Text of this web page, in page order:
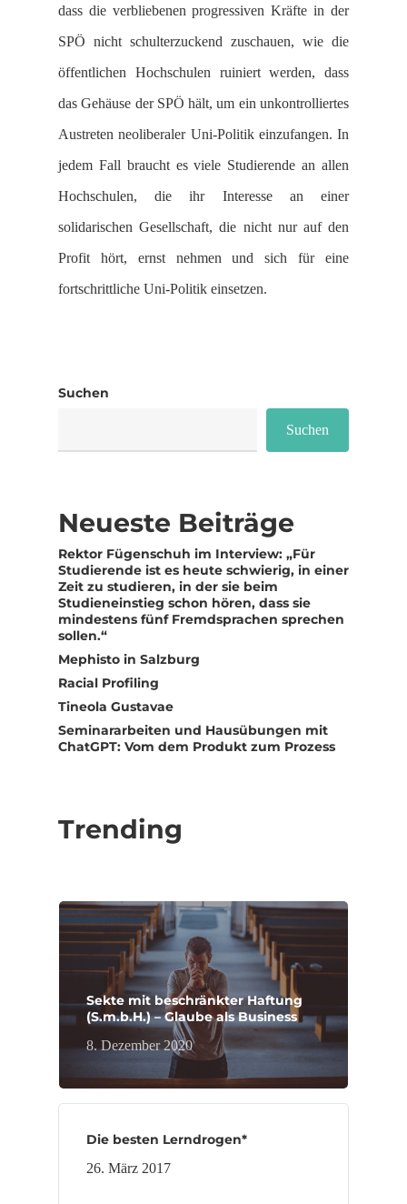
dass die verbliebenen progressiven Kräfte in der
SPÖ nicht schulterzuckend zuschauen, wie die
öffentlichen Hochschulen ruiniert werden, dass
das Gehäuse der SPÖ hält, um ein unkontrolliertes
Austreten neoliberaler Uni-Politik einzufangen. In
jedem Fall braucht es viele Studierende an allen
Hochschulen, die ihr Interesse an einer
solidarischen Gesellschaft, die nicht nur auf den
Profit hört, ernst nehmen und sich für eine
fortschrittliche Uni-Politik einsetzen.
Suchen
Suchen
Neueste Beiträge
Rektor Fügenschuh im Interview: „Für
Studierende ist es heute schwierig, in einer
Zeit zu studieren, in der sie beim
Studieneinstieg schon hören, dass sie
mindestens fünf Fremdsprachen sprechen
sollen.“
Mephisto in Salzburg
Racial Profiling
Tineola Gustavae
Seminararbeiten und Hausübungen mit
ChatGPT: Vom dem Produkt zum Prozess
Trending
Sekte mit beschränkter Haftung
(S.m.b.H.) – Glaube als Business
8. Dezember 2020
Die besten Lerndrogen*
26. März 2017